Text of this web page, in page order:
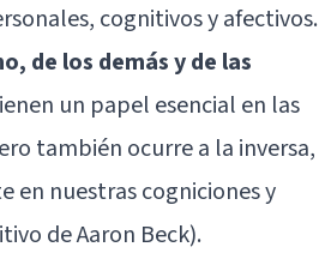
cognitivos y afectivos.
de los demás y de las
un papel esencial en las
también ocurre a la inversa,
en nuestras cogniciones y
de Aaron Beck).